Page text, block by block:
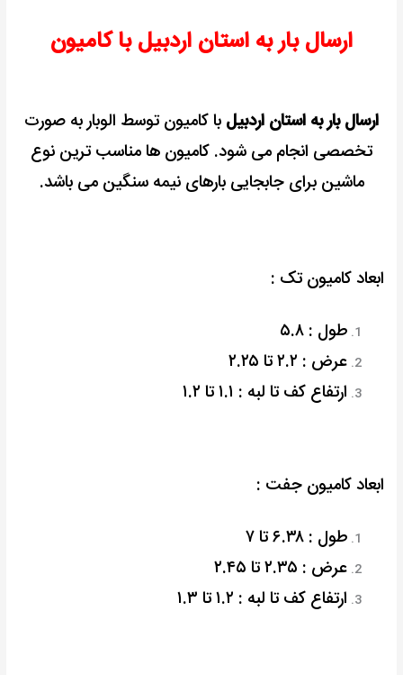
ارسال بار به استان اردبیل با کامیون
ارسال بار به استان اردبیل با کامیون توسط الوبار به صورت
تخصصی انجام می شود. کامیون ها مناسب ترین نوع
ماشین برای جابجایی بارهای نیمه سنگین می باشد.
ابعاد کامیون تک :
طول : ۵.۸
عرض : ۲.۲ تا ۲.۲۵
ارتفاع کف تا لبه : ۱.۱ تا ۱.۲
ابعاد کامیون جفت :
طول : ۶.۳۸ تا ۷
عرض : ۲.۳۵ تا ۲.۴۵
ارتفاع کف تا لبه : ۱.۲ تا ۱.۳